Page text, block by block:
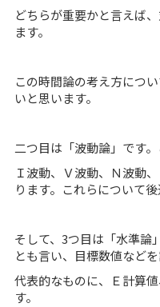
どちらが重要かと言えば
ます。
この時間論の考え方につ
いと思います。
二つ目は「波動論」です
Ｉ波動、Ｖ波動、Ｎ波動
ります。これらについて後
そして、3つ目は「水準論
とも言い、目標数値など
代表的なものに、Ｅ計算
す。